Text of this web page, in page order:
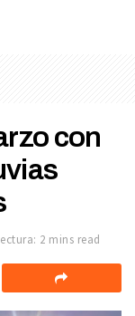
con
2 mins read